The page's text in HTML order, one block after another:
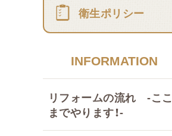
衛生ポリシー
INFORMATION
リフォームの流れ -ここ
までやります！-